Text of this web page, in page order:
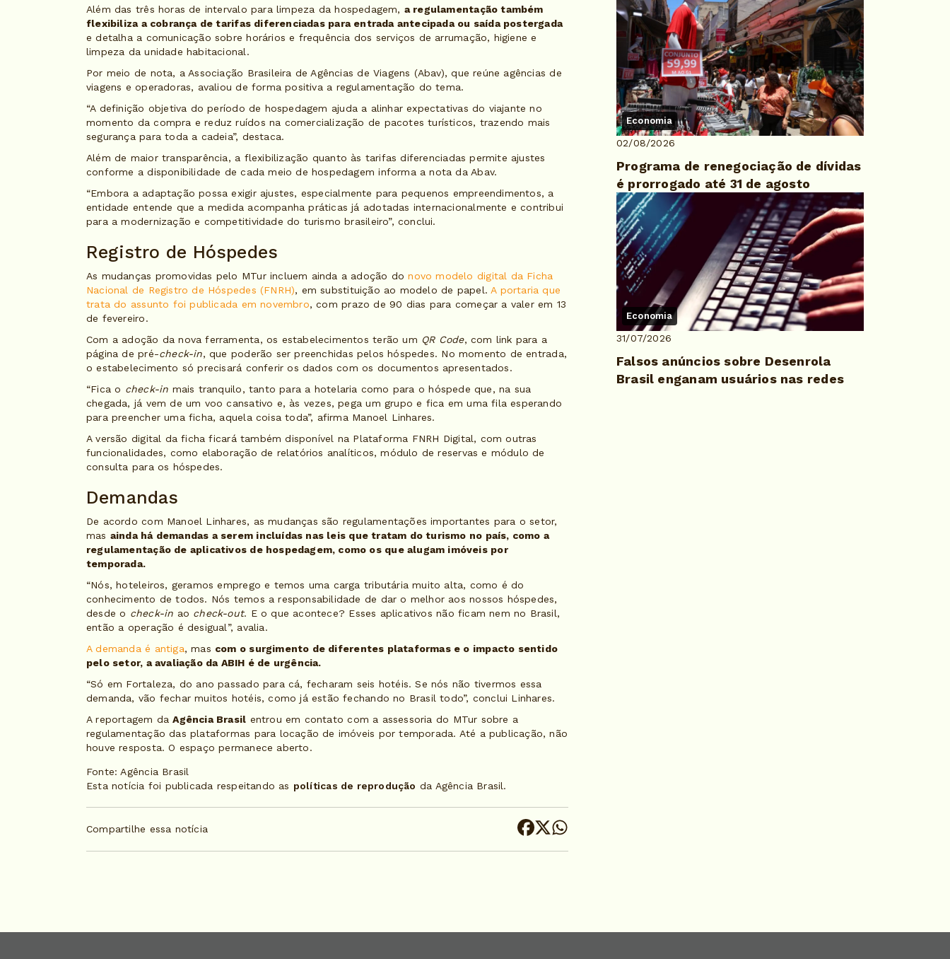
Além das três horas de intervalo para limpeza da hospedagem, a regulamentação também
flexibiliza a cobrança de tarifas diferenciadas para entrada antecipada ou saída postergada
e detalha a comunicação sobre horários e frequência dos serviços de arrumação, higiene e
limpeza da unidade habitacional.
Por meio de nota, a Associação Brasileira de Agências de Viagens (Abav), que reúne agências de
viagens e operadoras, avaliou de forma positiva a regulamentação do tema.
“A definição objetiva do período de hospedagem ajuda a alinhar expectativas do viajante no
momento da compra e reduz ruídos na comercialização de pacotes turísticos, trazendo mais
segurança para toda a cadeia”, destaca.
Além de maior transparência, a flexibilização quanto às tarifas diferenciadas permite ajustes
conforme a disponibilidade de cada meio de hospedagem informa a nota da Abav.
“Embora a adaptação possa exigir ajustes, especialmente para pequenos empreendimentos, a
entidade entende que a medida acompanha práticas já adotadas internacionalmente e contribui
para a modernização e competitividade do turismo brasileiro”, conclui.
Registro de Hóspedes
As mudanças promovidas pelo MTur incluem ainda a adoção donovo modelo digital da Ficha
Nacional de Registro de Hóspedes (FNRH), em substituição ao modelo de papel. A portaria que
trata do assunto foi publicada em novembro, com prazo de 90 dias para começar a valer em 13
de fevereiro.
Com a adoção da nova ferramenta, os estabelecimentos terão um QR Code, com link para a
página de pré-check-in, que poderão ser preenchidas pelos hóspedes. No momento de entrada,
o estabelecimento só precisará conferir os dados com os documentos apresentados.
“Fica o check-in mais tranquilo, tanto para a hotelaria como para o hóspede que, na sua
chegada, já vem de um voo cansativo e, às vezes, pega um grupo e fica em uma fila esperando
para preencher uma ficha, aquela coisa toda”, afirma Manoel Linhares.
A versão digital da ficha ficará também disponível na Plataforma FNRH Digital, com outras
funcionalidades, como elaboração de relatórios analíticos, módulo de reservas e módulo de
consulta para os hóspedes.
Demandas
De acordo com Manoel Linhares, as mudanças são regulamentações importantes para o setor,
mas ainda há demandas a serem incluídas nas leis que tratam do turismo no país, como a
regulamentação de aplicativos de hospedagem, como os que alugam imóveis por
temporada.
“Nós, hoteleiros, geramos emprego e temos uma carga tributária muito alta, como é do
conhecimento de todos. Nós temos a responsabilidade de dar o melhor aos nossos hóspedes,
desde o check-in ao check-out. E o que acontece? Esses aplicativos não ficam nem no Brasil,
então a operação é desigual”, avalia.
A demanda é antiga, mas com o surgimento de diferentes plataformas e o impacto sentido
pelo setor, a avaliação da ABIH é de urgência.
“Só em Fortaleza, do ano passado para cá, fecharam seis hotéis. Se nós não tivermos essa
demanda, vão fechar muitos hotéis, como já estão fechando no Brasil todo”, conclui Linhares.
A reportagem daAgência Brasil entrou em contato com a assessoria do MTur sobre a
regulamentação das plataformas para locação de imóveis por temporada. Até a publicação, não
houve resposta. O espaço permanece aberto.
Fonte: Agência Brasil
Esta notícia foi publicada respeitando as políticas de reprodução da Agência Brasil.
Compartilhe essa notícia
Economia
02/08/2026
Programa de renegociação de dívidas
é prorrogado até 31 de agosto
Economia
31/07/2026
Falsos anúncios sobre Desenrola
Brasil enganam usuários nas redes